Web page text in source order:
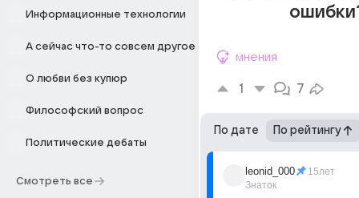
Информационные технологии
А сейчас что-то совсем другое
О любви без купюр
Философский вопрос
Политические дебаты
Смотреть все
мнения
1 7
По дате По рейтингу
leonid_000
Знаток
15лет